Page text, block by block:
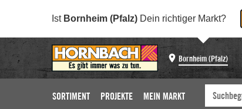
Ist Bornheim (Pfalz) Dein richtiger Markt?
Bornheim (Pfalz)
SORTIMENT PROJEKTE MEIN MARKT